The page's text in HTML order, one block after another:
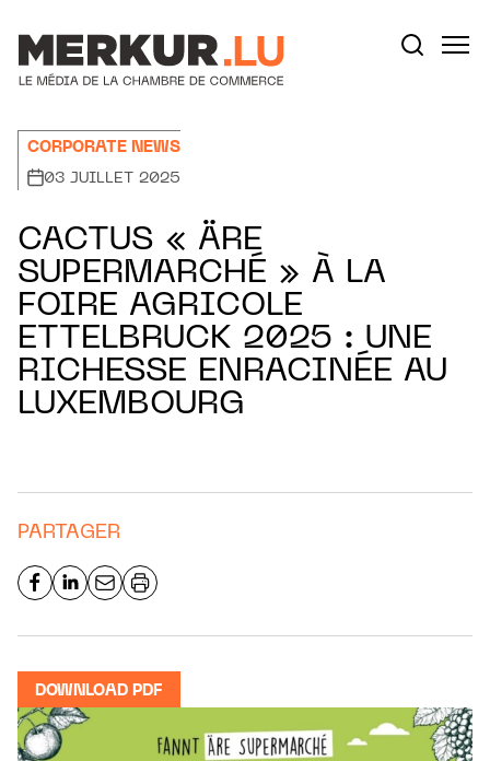
CORPORATE NEWS
03 JUILLET 2025
CACTUS « ÄRE
SUPERMARCHÉ » À LA
FOIRE AGRICOLE
ETTELBRUCK 2025 : UNE
RICHESSE ENRACINÉE AU
LUXEMBOURG
PARTAGER
DOWNLOAD PDF